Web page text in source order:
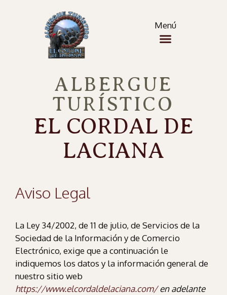
Menú
ALBERGUE
TURÍSTICO
EL CORDAL DE
LACIANA
Aviso Legal
La Ley 34/2002, de 11 de julio, de Servicios de la
Sociedad de la Información y de Comercio
Electrónico, exige que a continuación le
indiquemos los datos y la información general de
nuestro sitio web
https://www.elcordaldelaciana.com/en adelante